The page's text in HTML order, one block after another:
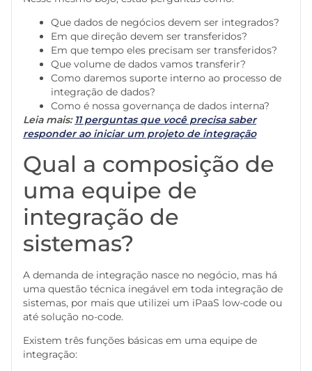
Que dados de negócios devem ser integrados?
Em que direção devem ser transferidos?
Em que tempo eles precisam ser transferidos?
Que volume de dados vamos transferir?
Como daremos suporte interno ao processo de
integração de dados?
Como é nossa governança de dados interna?
Leia mais: 11 perguntas que você precisa saber
responder ao iniciar um projeto de integração
Qual a composição de
uma equipe de
integração de
sistemas?
A demanda de integração nasce no negócio, mas há
uma questão técnica inegável em toda integração de
sistemas, por mais que utilizei um iPaaS low-code ou
até solução no-code.
Existem três funções básicas em uma equipe de
integração: